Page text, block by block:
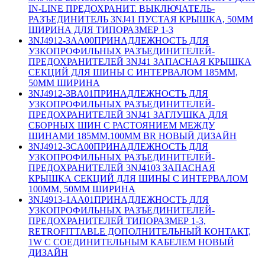
IN-LINE ПРЕДОХРАНИТ. ВЫКЛЮЧАТЕЛЬ-
РАЗЪЕДИНИТЕЛЬ 3NJ41 ПУСТАЯ КРЫШКА, 50MM
ШИРИНА ДЛЯ ТИПОРАЗМЕР 1-3
3NJ4912-3AA00ПРИНАДЛЕЖНОСТЬ ДЛЯ
УЗКОПРОФИЛЬНЫХ РАЗЪЕДИНИТЕЛЕЙ-
ПРЕДОХРАНИТЕЛЕЙ 3NJ41 ЗАПАСНАЯ КРЫШКА
СЕКЦИЙ ДЛЯ ШИНЫ С ИНТЕРВАЛОМ 185MM,
50MM ШИРИНА
3NJ4912-3BA01ПРИНАДЛЕЖНОСТЬ ДЛЯ
УЗКОПРОФИЛЬНЫХ РАЗЪЕДИНИТЕЛЕЙ-
ПРЕДОХРАНИТЕЛЕЙ 3NJ41 ЗАГЛУШКА ДЛЯ
СБОРНЫХ ШИН С РАСТОЯНИЕМ МЕЖДУ
ШИНАМИ 185MM,100MM BR НОВЫЙ ДИЗАЙН
3NJ4912-3CA00ПРИНАДЛЕЖНОСТЬ ДЛЯ
УЗКОПРОФИЛЬНЫХ РАЗЪЕДИНИТЕЛЕЙ-
ПРЕДОХРАНИТЕЛЕЙ 3NJ4103 ЗАПАСНАЯ
КРЫШКА СЕКЦИЙ ДЛЯ ШИНЫ С ИНТЕРВАЛОМ
100MM, 50MM ШИРИНА
3NJ4913-1AA01ПРИНАДЛЕЖНОСТЬ ДЛЯ
УЗКОПРОФИЛЬНЫХ РАЗЪЕДИНИТЕЛЕЙ-
ПРЕДОХРАНИТЕЛЕЙ ТИПОРАЗМЕР 1-3,
RETROFITTABLE ДОПОЛНИТЕЛЬНЫЙ КОНТАКТ,
1W С СОЕДИНИТЕЛЬНЫМ КАБЕЛЕМ НОВЫЙ
ДИЗАЙН